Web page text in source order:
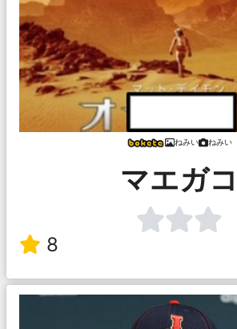
ねみい ねみい
マエガコ
8